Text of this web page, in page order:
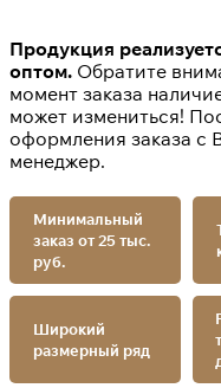
Продукция
оптом. Обратите
момент заказа
может измениться!
оформления заказа с
менеджер.
Минимальный
заказ от 25 тыс.
руб.
Широкий
размерный ряд